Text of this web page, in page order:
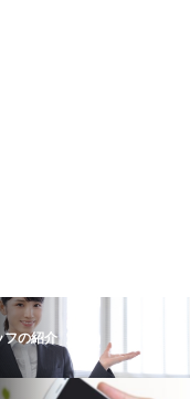
フの紹介